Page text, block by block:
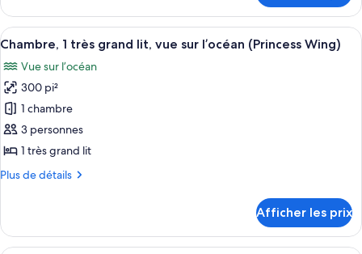
lits
doubles,
sur
l’océan
(Princess
Wing)
Chambre,
lits
vue
sur
l’océan
(Princess
Wing)
Afficher
toutes
les
photos
pour
ce
type
chambre :
très
Une chambre d’hôtel avec un
3
Chambre, 1 très grand lit, vue sur l’océan (Princess Wing)
Vue sur l’océan
300 pi²
1 chambre
3 personnes
1 très grand lit
Plus de détails
Plus
Chambre,
Afficher les prix